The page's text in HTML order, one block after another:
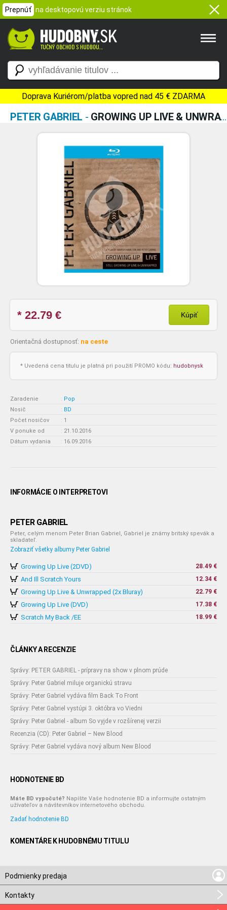
Prepnúť na desktopovú verziu stránok
Doprava Kuriérom/platba vopred nad 45 € ZDARMA
PETER GABRIEL - GROWING UP LIVE & UNWRAPPED (2X BLURAY)
* 22.79 € Kúpiť
Orientačná dostupnosť: na ceste
* Uvedená cena titulu je platná pri použití PROMO kódu: hudobnysk
Zaradenie : Pop
Nosič
: BD
Počet nosičov
: 1
V ponuke od
: 21.10.2016
Dátum vydania
: 16.09.2016
INFORMÁCIE O INTERPRETOVI
PETER GABRIEL
Peter, celým menom Peter Brian Gabriel, Gabriel je známy britský spevák a
skladateľ.
Zobraziť všetky albumy Peter Gabriel
Growing Up Live (2DVD) 28.49 €
And Ill Scratch Yours 12.34 €
Growing Up Live & Unwrapped (2x Bluray) 22.79 €
Growing Up Live (DVD) 17.38 €
Scratch My Back /EE 18.99 €
ČLÁNKY A RECENZIE
Správy: PETER GABRIEL - prípravy na show v plnom prúde
Správy: Peter Gabriel miluje organickú stravu
Správy: Peter Gabriel vydáva film Back To Front
Správy: Peter Gabriel vystúpi 3. októbra vo Viedni
Správy: Peter Gabriel - album So vyjde v rozšírenej verzii
Recenzia (CD): Peter Gabriel – New Blood
Správy: Peter Gabriel vydáva nový album New Blood
HODNOTENIE BD
Máte BD vypočuté? Napíšte Vaše hodnotenie BD a informujte ostatným
užívateľov a návštevníkov internetového obchodu.
Zadať hodnotenie BD
KOMENTÁRE K HUDOBNÉMU TITULU
Podmienky predaja
Kontakty